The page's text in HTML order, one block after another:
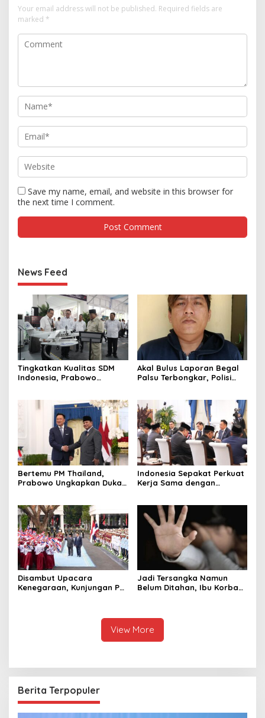
Your email address will not be published. Required fields are
marked *
Save my name, email, and website in this browser for
the next time I comment.
News Feed
Tingkatkan Kualitas SDM
Indonesia, Prabowo
Terbaik Dunia
Akal Bulus Laporan Begal
Palsu Terbongkar, Polisi
Bertemu PM Thailand,
Prabowo Ungkapkan Duka
Raja Thailand
Indonesia Sepakat Perkuat
Kerja Sama dengan
Disambut Upacara
Kenegaraan, Kunjungan PM
Jadi Tersangka Namun
Belum Ditahan, Ibu Korban
Kasus Rudapksa Sampai
Anaknya Hamil
View More
Berita Terpopuler